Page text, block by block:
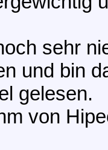
sehr
und bin
gelesen.
von